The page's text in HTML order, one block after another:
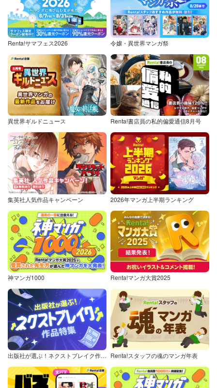
Renta!サマフェス2026 令嬢・異世界マンガ祭
異世界ギルドニュース Renta!書店員の私的偏愛通信8月号
集英社人気作品キャンペーン 2026年マンガ上半期ランキング
神マンガ1000 Renta!マンガ大賞2025
出版社が選ぶ！ネクストブレイク作品特集 Renta!スタッフの魂のマンガ年表